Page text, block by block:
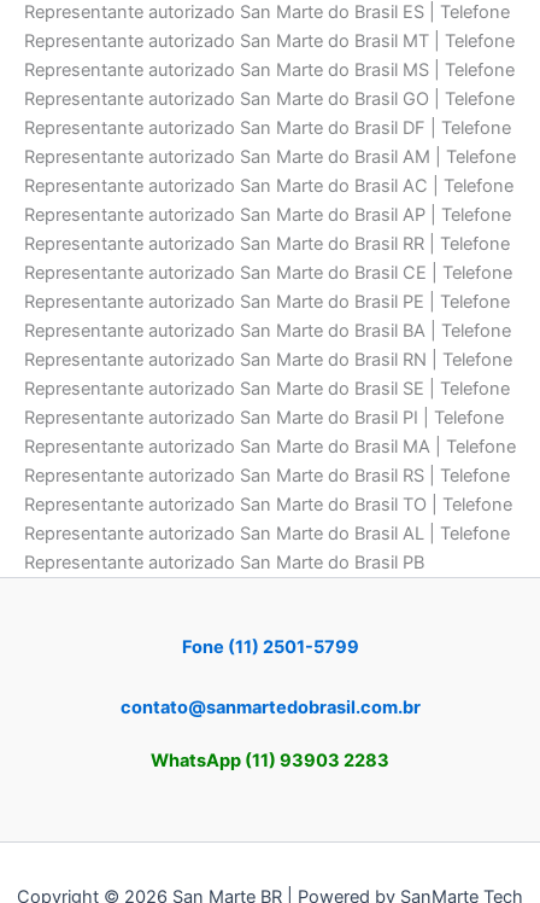
Representante autorizado San Marte do Brasil ES | Telefone
Representante autorizado San Marte do Brasil MT | Telefone
Representante autorizado San Marte do Brasil MS | Telefone
Representante autorizado San Marte do Brasil GO | Telefone
Representante autorizado San Marte do Brasil DF | Telefone
Representante autorizado San Marte do Brasil AM | Telefone
Representante autorizado San Marte do Brasil AC | Telefone
Representante autorizado San Marte do Brasil AP | Telefone
Representante autorizado San Marte do Brasil RR | Telefone
Representante autorizado San Marte do Brasil CE | Telefone
Representante autorizado San Marte do Brasil PE | Telefone
Representante autorizado San Marte do Brasil BA | Telefone
Representante autorizado San Marte do Brasil RN | Telefone
Representante autorizado San Marte do Brasil SE | Telefone
Representante autorizado San Marte do Brasil PI | Telefone
Representante autorizado San Marte do Brasil MA | Telefone
Representante autorizado San Marte do Brasil RS | Telefone
Representante autorizado San Marte do Brasil TO | Telefone
Representante autorizado San Marte do Brasil AL | Telefone
Representante autorizado San Marte do Brasil PB
Fone (11) 2501-5799
contato@sanmartedobrasil.com.br
WhatsApp (11) 93903 2283
Copyright © 2026 San Marte BR | Powered by SanMarte Tech